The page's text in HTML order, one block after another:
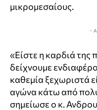
μικρομεσαίους.
-
«Είστε η καρδιά της
δείχνουμε
καθεμία ξεχωριστά
αγώνα κάτω από
σημείωσε ο κ.